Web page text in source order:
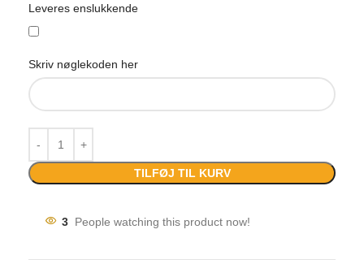
Leveres enslukkende
Skriv nøglekoden her
TILFØJ TIL KURV
3 People watching this product now!